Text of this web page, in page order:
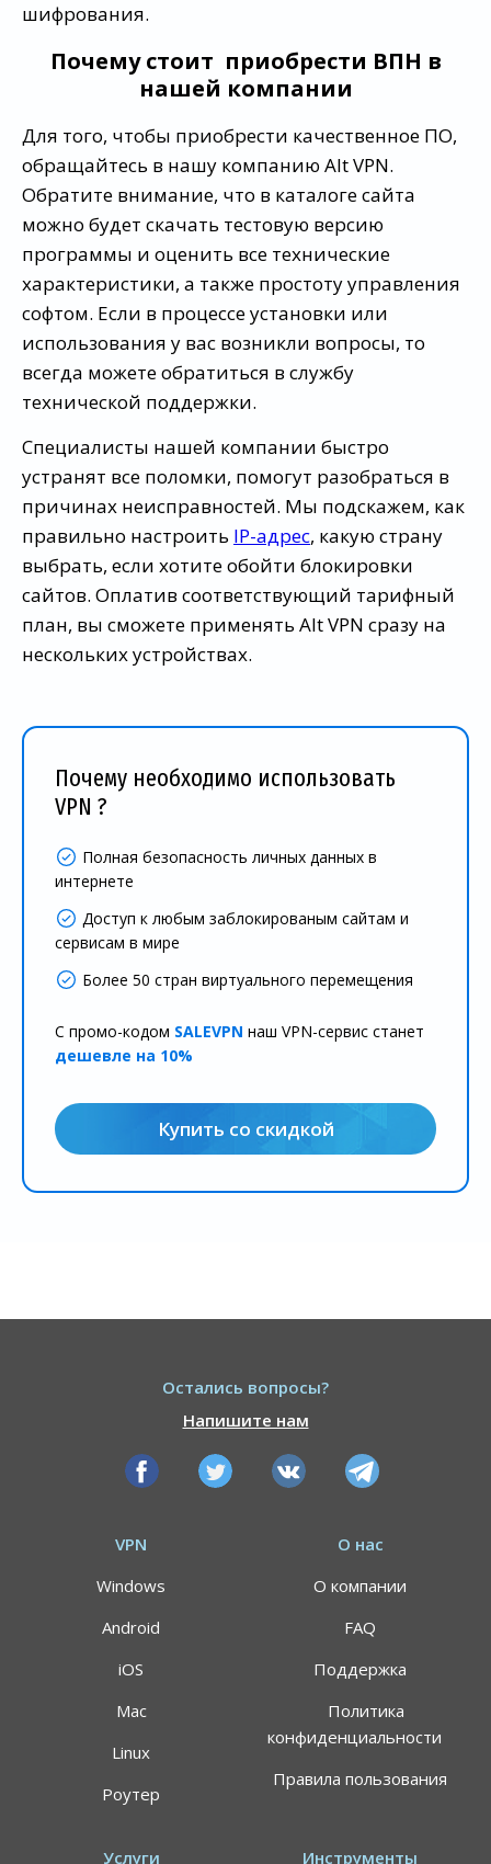
шифрования.
Почему стоит приобрести ВПН в
нашей компании
Для того, чтобы приобрести качественное ПО,
обращайтесь в нашу компанию Alt VPN.
Обратите внимание, что в каталоге сайта
можно будет скачать тестовую версию
программы и оценить все технические
характеристики, а также простоту управления
софтом. Если в процессе установки или
использования у вас возникли вопросы, то
всегда можете обратиться в службу
технической поддержки.
Специалисты нашей компании быстро
устранят все поломки, помогут разобраться в
причинах неисправностей. Мы подскажем, как
правильно настроить IP-адрес, какую страну
выбрать, если хотите обойти блокировки
сайтов. Оплатив соответствующий тарифный
план, вы сможете применять Alt VPN сразу на
нескольких устройствах.
Почему необходимо использовать
VPN ?
Полная безопасность личных данных в
интернете
Доступ к любым заблокированым сайтам и
сервисам в мире
Более 50 стран виртуального перемещения
С промо-кодом SALEVPN наш VPN-сервис станет
дешевле на 10%
Купить со скидкой
Остались вопросы?
Напишите нам
VPN
Windows
Android
iOS
Mac
Linux
Роутер
О нас
О компании
FAQ
Поддержка
Политика
конфиденциальности
Правила пользования
Услуги Инструменты